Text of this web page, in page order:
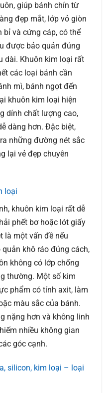
giúp bánh chín từ
đẹp mắt, lớp vỏ giòn
bỉ và cứng cáp, có thể
được bảo quản đúng
dài. Khuôn kim loại rất
các loại bánh cần
mì, bánh ngọt đến
khuôn kim loại hiện
dính chất lượng cao,
dàng hơn. Đặc biệt,
những đường nét sắc
lại vẻ đẹp chuyên
loại
khuôn kim loại rất dễ
phết bơ hoặc lót giấy
là một vấn đề nếu
khô ráo đúng cách,
không có lớp chống
thường. Một số kim
phẩm có tính axit, làm
màu sắc của bánh.
nặng hơn và không linh
nhiều không gian
góc cạnh.
silicon, kim loại – loại